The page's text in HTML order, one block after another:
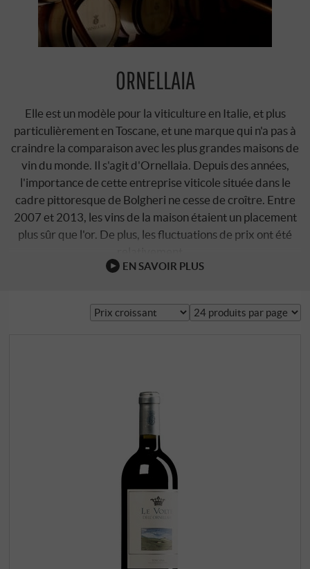
ORNELLAIA
Elle est un modèle pour la viticulture en Italie, et plus
particulièrement en Toscane, et une marque qui n'a pas à
craindre la comparaison avec les plus grandes maisons de
vin du monde. Il s'agit d'Ornellaia. Depuis des années,
l'importance de cette entreprise viticole située dans le
cadre pittoresque de Bolgheri ne cesse de croître. Entre
2007 et 2013, les vins de la maison étaient un placement
plus sûr que l'or. De plus, les fluctuations de prix ont été
EN SAVOIR PLUS